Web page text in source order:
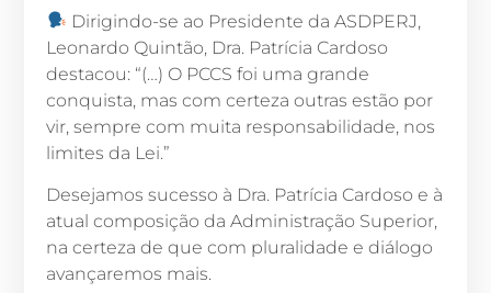
Dirigindo-se ao Presidente da ASDPERJ,
Leonardo Quintão, Dra. Patrícia Cardoso
destacou: “(…) O PCCS foi uma grande
conquista, mas com certeza outras estão por
vir, sempre com muita responsabilidade, nos
limites da Lei.”
Desejamos sucesso à Dra. Patrícia Cardoso e à
atual composição da Administração Superior,
na certeza de que com pluralidade e diálogo
avançaremos mais.